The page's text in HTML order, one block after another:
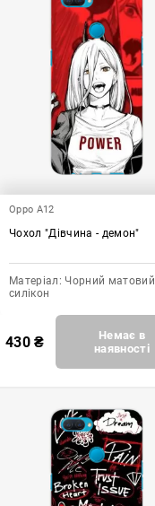
Oppo A12
Чохол "Дівчина - демон"
Матеріал: Чорний матовий
силікон
430₴
Немає в
наявності